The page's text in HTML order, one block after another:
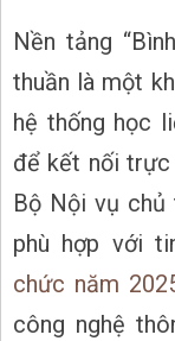
Nền tảng
thuần là một
hệ thống học
để kết nối
Bộ Nội vụ chủ
phù hợp với
chức năm
công nghệ